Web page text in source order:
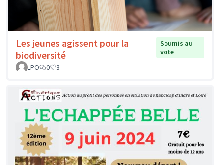
Les jeunes agissent pour la
biodiversité
Soumis au
vote
LPO
0 3